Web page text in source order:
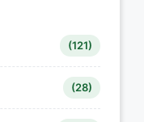
(121)
(28)